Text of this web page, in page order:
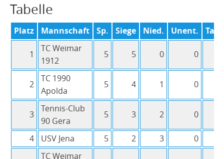
Sommer 2023
Sommer 2022
Sommer 2021
Sommer 2020
Sommer 2019
Sommer 2018
Sommer 2016
Sommer 2015
Tabelle
Platz Mannschaft Sp. Siege Nied. Unent.
1
TC Weimar
1912
5 5 0 0
2
TC 1990
Apolda
5 4 1 0
3
Tennis-Club
90 Gera
5 3 2 0
4 USV Jena 5 2 3 0
TC Weimar